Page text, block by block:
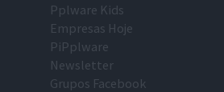
Pplware Kids
Empresas Hoje
PiPplware
Newsletter
Grupos Facebook